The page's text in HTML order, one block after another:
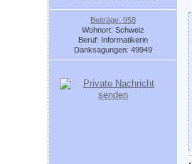
Beiträge: 958
Wohnort: Schweiz
Beruf: Informatikerin
Danksagungen: 49949